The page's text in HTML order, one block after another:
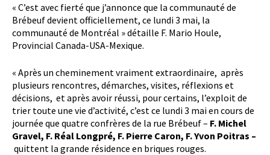
« C’est avec fierté que j’annonce que la communauté de
Brébeuf devient officiellement, ce lundi 3 mai, la
communauté de Montréal » détaille F. Mario Houle,
Provincial Canada-USA-Mexique.
« Après un cheminement vraiment extraordinaire, après
plusieurs rencontres, démarches, visites, réflexions et
décisions, et après avoir réussi, pour certains, l’exploit de
trier toute une vie d’activité, c’est ce lundi 3 mai en cours de
journée que quatre confrères de la rue Brébeuf – F. Michel
Gravel, F. Réal Longpré, F. Pierre Caron, F. Yvon Poitras –
quittent la grande résidence en briques rouges.